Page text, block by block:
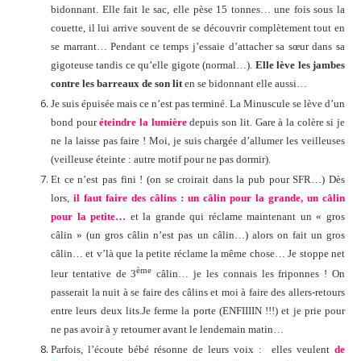
bidonnant. Elle fait le sac, elle pèse 15 tonnes… une fois sous la
couette, il lui arrive souvent de se découvrir complètement tout en
se marrant… Pendant ce temps j’essaie d’attacher sa sœur dans sa
gigoteuse tandis ce qu’elle gigote (normal…). Elle lève les jambes
contre les barreaux de son liten se bidonnant elle aussi…
Je suis épuisée mais ce n’est pas terminé. La Minuscule se lève d’un
bond pouréteindre la lumièredepuis son lit. Gare à la colère si je
ne la laisse pas faire ! Moi, je suis chargée d’allumer les veilleuses
(veilleuse éteinte : autre motif pour ne pas dormir).
Et ce n’est pas fini ! (on se croirait dans la pub pour SFR…) Dès
lors, il faut faire des câlins : un câlin pour la grande, un câlin
pour la petite… et la grande qui réclame maintenant un « gros
câlin » (un gros câlin n’est pas un câlin…) alors on fait un gros
câlin… et v’là que la petite réclame la même chose… Je stoppe net
leur tentative de 3ème câlin… je les connais les friponnes ! On
passerait la nuit à se faire des câlins et moi à faire des allers-retours
entre leurs deux lits.Je ferme la porte (ENFIIIIN !!!) et je prie pour
ne pas avoir à y retourner avant le lendemain matin…
Parfois, l’écoute bébé résonne de leurs voix : elles veulent de